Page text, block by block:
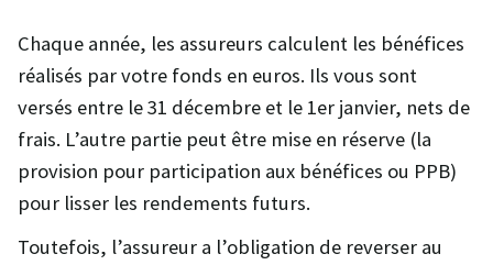
Chaque année, les assureurs calculent les bénéfices
réalisés par votre fonds en euros. Ils vous sont
versés entre le 31 décembre et le 1er janvier, nets de
frais. L’autre partie peut être mise en réserve (la
provision pour participation aux bénéfices ou PPB)
pour lisser les rendements futurs.
Toutefois, l’assureur a l’obligation de reverser au